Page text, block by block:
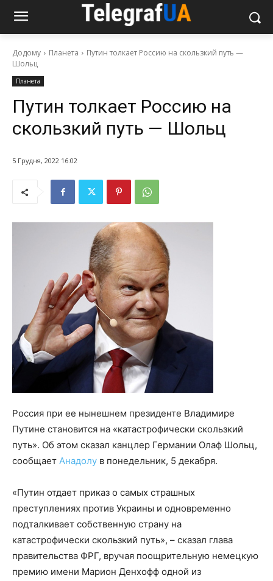
Додому Планета
Путин толкает Россию на скользкий путь —
Шольц
Планета
Путин толкает Россию на
скользкий путь — Шольц
5 Грудня, 2022 16:02
Россия при ее нынешнем президенте Владимире
Путине становится на «катастрофически скользкий
путь». Об этом сказал канцлер Германии Олаф Шольц,
сообщает Анадолу в понедельник, 5 декабря.
«Путин отдает приказ о самых страшных
преступлениях против Украины и одновременно
подталкивает собственную страну на
катастрофически скользкий путь», – сказал глава
правительства ФРГ, вручая поощрительную немецкую
премию имени Марион Денхофф одной из